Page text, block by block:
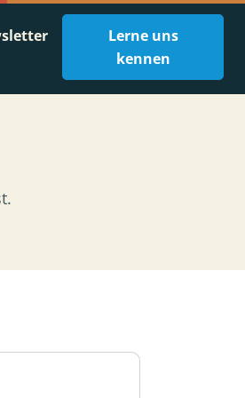
Lerne uns
kennen